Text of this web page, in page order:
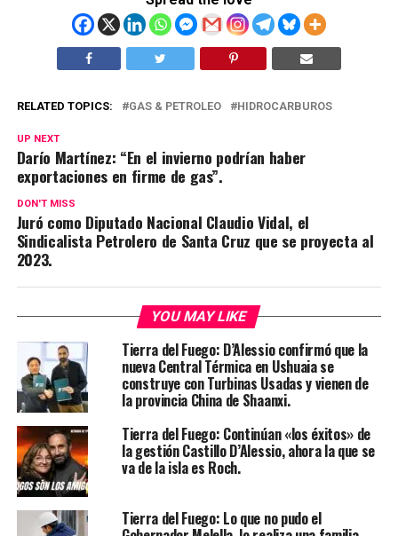
RELATED TOPICS: GAS & PETROLEO HIDROCARBUROS
UP NEXT
Darío Martínez: “En el invierno podrían haber
exportaciones en firme de gas”.
DON'T MISS
Juró como Diputado Nacional Claudio Vidal, el
Sindicalista Petrolero de Santa Cruz que se proyecta al
2023.
YOU MAY LIKE
Tierra del Fuego: D’Alessio confirmó que la
nueva Central Térmica en Ushuaia se
construye con Turbinas Usadas y vienen de
la provincia China de Shaanxi.
Tierra del Fuego: Continúan «los éxitos» de
la gestión Castillo D’Alessio, ahora la que se
va de la isla es Roch.
Tierra del Fuego: Lo que no pudo el